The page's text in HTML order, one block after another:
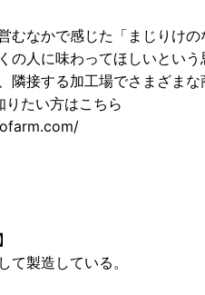
むなかで感じた「まじりけ
の人に味わってほしいとい
隣接する加工場でさまざまな
たい方はこちら
て製造している。